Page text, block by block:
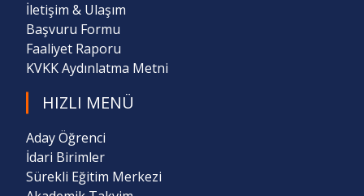
İletişim & Ulaşım
Başvuru Formu
Faaliyet Raporu
KVKK Aydınlatma Metni
HIZLI MENÜ
Aday Öğrenci
İdari Birimler
Sürekli Eğitim Merkezi